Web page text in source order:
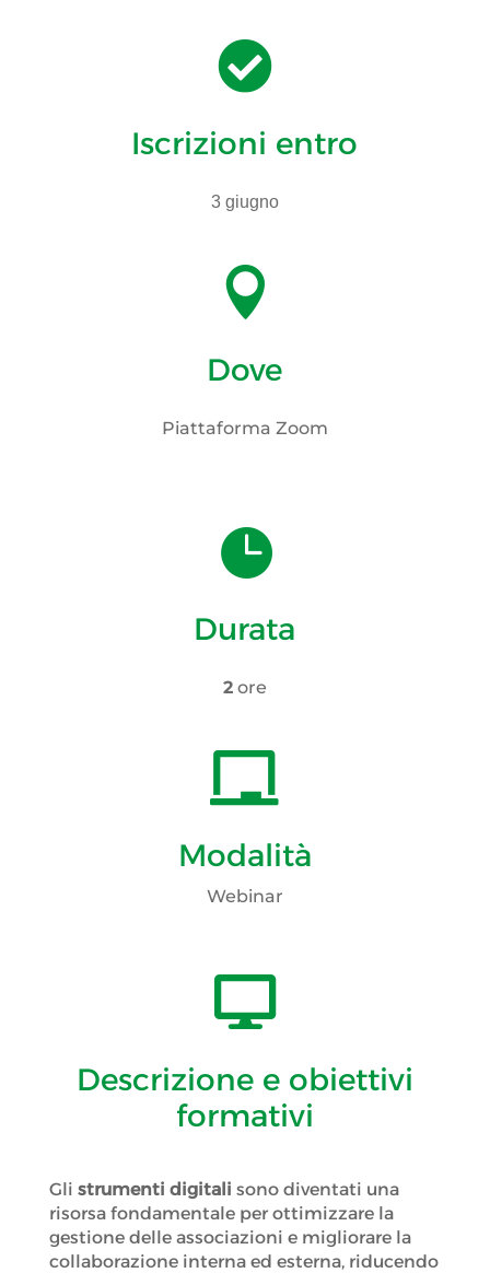

Iscrizioni entro
3 giugno

Dove
Piattaforma Zoom

Durata
2ore

Modalità
Webinar

Descrizione e obiettivi
formativi
Gli strumenti digitali sono diventati una
risorsa fondamentale per ottimizzare la
gestione delle associazioni e migliorare la
collaborazione interna ed esterna, riducendo